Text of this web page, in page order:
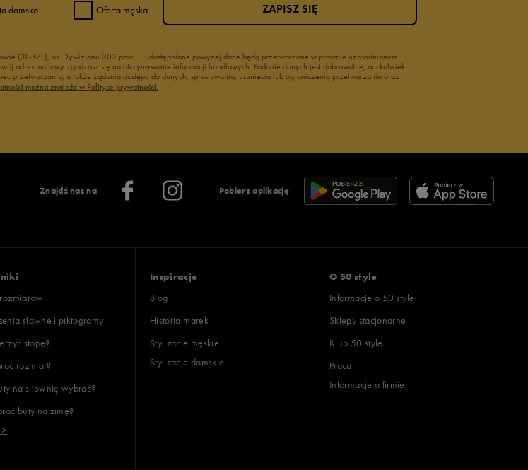
damska Oferta męska
(31-871), os. Dywizjonu 303 paw. 1, udostępnione powyżej dane będą przetwarzane w prawnie uzasadnionym
adres mailowy zgadzasz się na otrzymywanie informacji handlowych. Podanie danych jest dobrowolne, aczkolwiek
przetwarzania, a także żądania dostępu do danych, sprostowania, usunięcia lub ograniczenia przetwarzania oraz
można znaleźć w Polityce prywatności.
ZAPISZ SIĘ
Znajdź nas na Pobierz aplikację
słowne i piktogramy
stopę?
rozmiar?
na siłownię wybrać?
buty na zimę?
Inspiracje
Blog
Historia marek
Stylizacje męskie
Stylizacje damskie
O 50 style
Informacje o 50 style
Sklepy stacjonarne
Klub 50 style
Praca
Informacje o firmie